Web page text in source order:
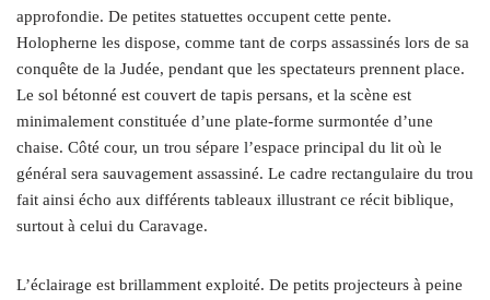
approfondie. De petites statuettes occupent cette pente.
Holopherne les dispose, comme tant de corps assassinés lors de sa
conquête de la Judée, pendant que les spectateurs prennent place.
Le sol bétonné est couvert de tapis persans, et la scène est
minimalement constituée d’une plate-forme surmontée d’une
chaise. Côté cour, un trou sépare l’espace principal du lit où le
général sera sauvagement assassiné. Le cadre rectangulaire du trou
fait ainsi écho aux différents tableaux illustrant ce récit biblique,
surtout à celui du Caravage.
L’éclairage est brillamment exploité. De petits projecteurs à peine